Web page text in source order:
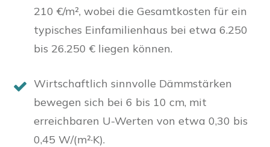
210 €/m², wobei die Gesamtkosten für ein
typisches Einfamilienhaus bei etwa 6.250
bis 26.250 € liegen können.
Wirtschaftlich sinnvolle Dämmstärken
bewegen sich bei 6 bis 10 cm, mit
erreichbaren U-Werten von etwa 0,30 bis
0,45 W/(m²·K).